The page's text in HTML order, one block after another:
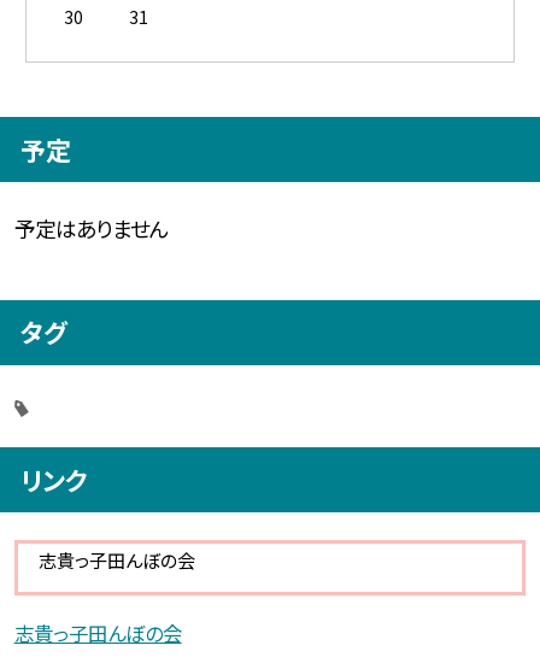
30
31
予定
予定はありません
タグ
リンク
志貴っ子田んぼの会
志貴っ子田んぼの会